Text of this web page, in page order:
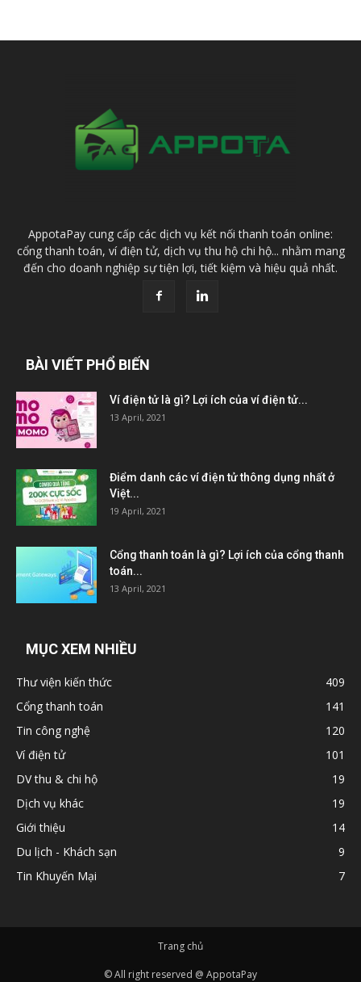
AppotaPay cung cấp các dịch vụ kết nối thanh toán online:
cổng thanh toán, ví điện tử, dịch vụ thu hộ chi hộ... nhằm mang
đến cho doanh nghiệp sự tiện lợi, tiết kiệm và hiệu quả nhất.
BÀI VIẾT PHỔ BIẾN
Ví điện tử là gì? Lợi ích của ví điện tử...
13 April, 2021
Điểm danh các ví điện tử thông dụng nhất ở
Việt...
19 April, 2021
Cổng thanh toán là gì? Lợi ích của cổng thanh
toán...
13 April, 2021
MỤC XEM NHIỀU
Thư viện kiến thức
409
Cổng thanh toán
141
Tin công nghệ
120
Ví điện tử
101
DV thu & chi hộ
19
Dịch vụ khác
19
Giới thiệu
14
Du lịch - Khách sạn
9
Tin Khuyến Mại
7
Trang chủ
© All right reserved @ AppotaPay